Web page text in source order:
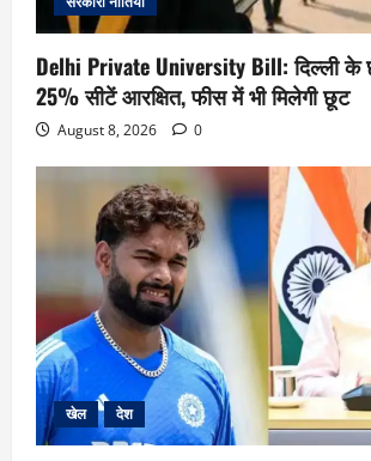
Delhi Private University Bill: दिल्ली के
25% सीटें आरक्षित, फीस में भी मिलेगी छूट
August 8, 2026 0
खेल देश